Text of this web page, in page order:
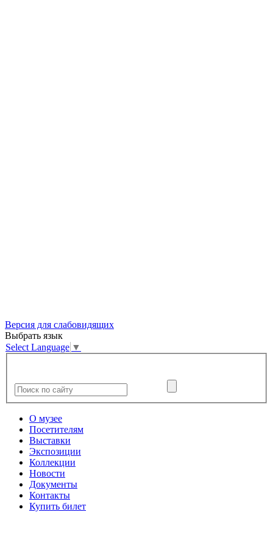
Версия для слабовидящих
Выбрать язык
Select Language ▼
О музее
Посетителям
Выставки
Экспозиции
Коллекции
Новости
Документы
Контакты
Купить билет